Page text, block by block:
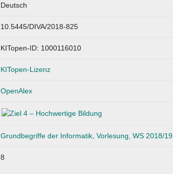
Deutsch
10.5445/DIVA/2018-825
KITopen-ID: 1000116010
KITopen-Lizenz
OpenAlex
Grundbegriffe der Informatik, Vorlesung, WS 2018/19
8